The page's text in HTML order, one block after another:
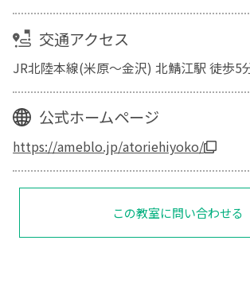
交通アクセス
JR北陸本線(米原～金沢) 北鯖江駅 徒歩5
公式ホームページ
https://ameblo.jp/atoriehiyoko/
この教室に問い合わせる